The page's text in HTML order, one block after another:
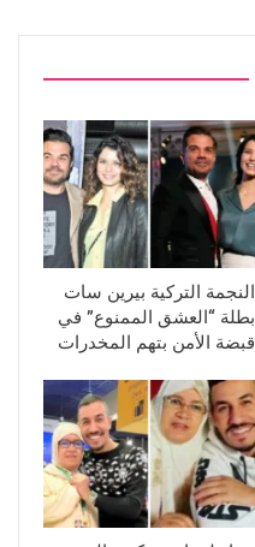
النجمة التركية بيرين سات
بطلة “العشق الممنوع” في
قبضة الأمن بتهم المخدرات